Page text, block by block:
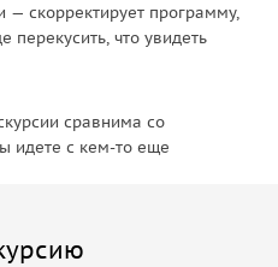
скорректирует программу,
перекусить, что увидеть
сравнима со
идете с кем-то еще